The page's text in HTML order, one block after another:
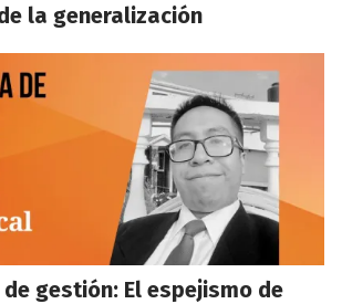
la generalización
de gestión: El espejismo de